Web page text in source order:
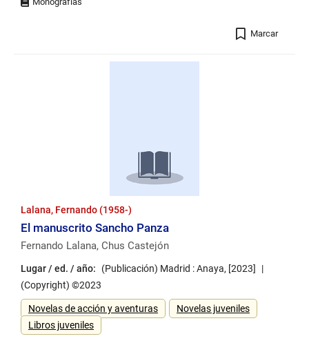
Marcar
Lalana, Fernando (1958-)
El manuscrito Sancho Panza
Fernando Lalana, Chus Castejón
Lugar / ed. / año:
(Publicación) Madrid : Anaya, [2023]
(Copyright) ©2023
Género
Novelas de acción y aventuras
Novelas juveniles
Libros juveniles